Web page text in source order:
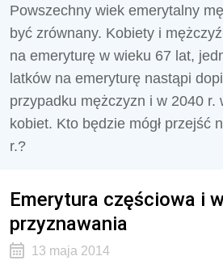
Powszechny wiek emerytalny
być zrównany. Kobiety i
na emeryturę w wieku 67 lat,
latków na emeryturę nastąpi
przypadku mężczyzn i w 2040 r.
kobiet. Kto będzie mógł przejść
r.?
Emerytura częściowa i
przyznawania
13 maja 2014